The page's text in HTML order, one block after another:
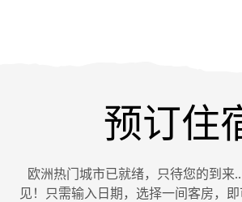
预订住
欧洲热门城市已就绪，只待您的到来
见！只需输入日期，选择一间客房，即